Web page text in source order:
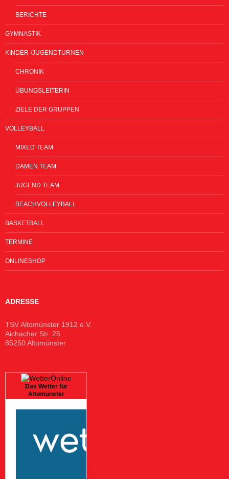
BERICHTE
GYMNASTIK
KINDER-/JUGENDTURNEN
CHRONIK
ÜBUNGSLEITERIN
ZIELE DER GRUPPEN
VOLLEYBALL
MIXED TEAM
DAMEN TEAM
JUGEND TEAM
BEACHVOLLEYBALL
BASKETBALL
TERMINE
ONLINESHOP
ADRESSE
TSV Altomünster 1912 e.V.
Aichacher Str. 25
85250 Altomünster
Das Wetter für
Altomünster